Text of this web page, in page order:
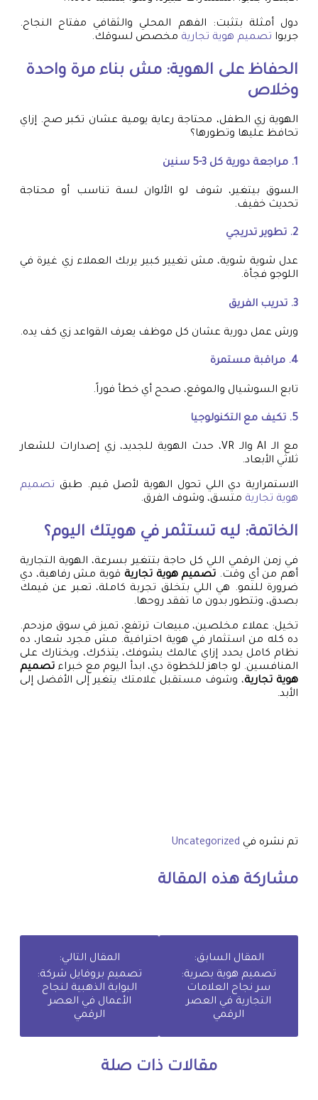
دول أمثلة بتثبت: الفهم المحلي والثقافي مفتاح النجاح.
جربوا تصميم هوية تجارية مخصص لسوقك.
الحفاظ على الهوية: مش بناء مرة واحدة
وخلاص
الهوية زي الطفل، محتاجة رعاية يومية عشان تكبر صح. إزاي
تحافظ عليها وتطورها؟
1. مراجعة دورية كل 3-5 سنين
السوق بيتغير، شوف لو الألوان لسة تناسب أو محتاجة
تحديث خفيف.
2. تطوير تدريجي
عدل شوية شوية، مش تغيير كبير يربك العملاء زي غيرة في
اللوجو فجأة.
3. تدريب الفريق
ورش عمل دورية عشان كل موظف يعرف القواعد زي كف يده.
4. مراقبة مستمرة
تابع السوشيال والموقع، صحح أي خطأ فوراً.
5. تكيف مع التكنولوجيا
مع الـ AI والـ VR، حدث الهوية للجديد، زي إصدارات للشعار
ثلاثي الأبعاد.
الاستمرارية دي اللي تحول الهوية لأصل قيم. طبق تصميم
هوية تجارية متسق، وشوف الفرق.
الخاتمة: ليه تستثمر في هويتك اليوم؟
في زمن الرقمي اللي كل حاجة بتتغير بسرعة، الهوية التجارية
أهم من أي وقت. تصميم هوية تجارية قوية مش رفاهية، دي
ضرورة للنمو. هي اللي بتخلق تجربة كاملة، تعبر عن قيمك
بصدق، وتتطور بدون ما تفقد روحها.
تخيل: عملاء مخلصين، مبيعات ترتفع، تميز في سوق مزدحم.
ده كله من استثمار في هوية احترافية. مش مجرد شعار، ده
نظام كامل يحدد إزاي عالمك يشوفك، يتذكرك، ويختارك على
المنافسين. لو جاهز للخطوة دي، ابدأ اليوم مع خبراء تصميم
هوية تجارية، وشوف مستقبل علامتك يتغير إلى الأفضل إلى
الأبد.
تم نشره في Uncategorized
مشاركة هذه المقالة
المقال السابق:
تصميم هوية بصرية:
سر نجاح العلامات
التجارية في العصر
الرقمي
المقال التالي:
تصميم بروفايل شركة:
البوابة الذهبية لنجاح
الأعمال في العصر
الرقمي
مقالات ذات صلة